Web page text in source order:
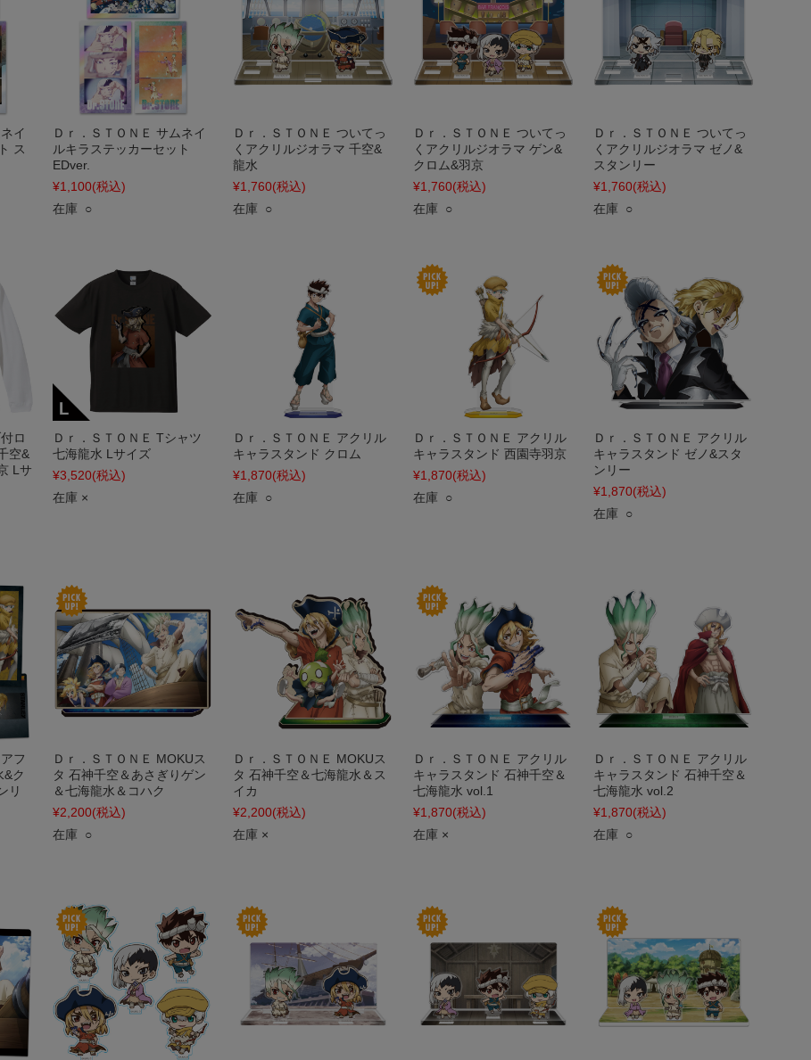
イ
ス
Ｄｒ．ＳＴＯＮＥ サムネイ
ルキラステッカーセット
EDver.
¥1,100(税込)
在庫 ○
Ｄｒ．ＳＴＯＮＥ ついてっ
くアクリルジオラマ 千空&
龍水
¥1,760(税込)
在庫 ○
Ｄｒ．ＳＴＯＮＥ ついてっ
くアクリルジオラマ ゲン&
クロム&羽京
¥1,760(税込)
在庫 ○
Ｄｒ．ＳＴＯＮＥ ついてっ
くアクリルジオラマ ゼノ&
スタンリー
¥1,760(税込)
在庫 ○
ロ
空&
Lサ
Ｄｒ．ＳＴＯＮＥ Tシャツ
七海龍水 Lサイズ
¥3,520(税込)
在庫 ×
Ｄｒ．ＳＴＯＮＥ アクリル
キャラスタンド クロム
¥1,870(税込)
在庫 ○
Ｄｒ．ＳＴＯＮＥ アクリル
キャラスタンド 西園寺羽京
¥1,870(税込)
在庫 ○
Ｄｒ．ＳＴＯＮＥ アクリル
キャラスタンド ゼノ&スタ
ンリー
¥1,870(税込)
在庫 ○
フ
&ク
リ
Ｄｒ．ＳＴＯＮＥ MOKUス
タ 石神千空＆あさぎりゲン
＆七海龍水＆コハク
¥2,200(税込)
在庫 ○
Ｄｒ．ＳＴＯＮＥ MOKUス
タ 石神千空＆七海龍水＆ス
イカ
¥2,200(税込)
在庫 ×
Ｄｒ．ＳＴＯＮＥ アクリル
キャラスタンド 石神千空＆
七海龍水 vol.1
¥1,870(税込)
在庫 ×
Ｄｒ．ＳＴＯＮＥ アクリル
キャラスタンド 石神千空＆
七海龍水 vol.2
¥1,870(税込)
在庫 ○